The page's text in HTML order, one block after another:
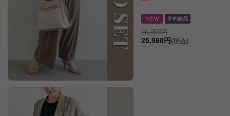
26,950円
25,960円 (税込)